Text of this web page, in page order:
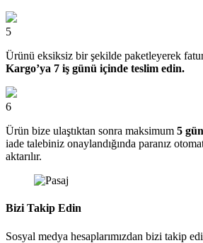
5
Ürünü eksiksiz bir şekilde paketleyerek
Kargo’ya 7 iş günü içinde teslim edin.
6
Ürün bize ulaştıktan sonra maksimum 5
iade talebiniz onaylandığında paranız
aktarılır.
Bizi Takip Edin
Sosyal medya hesaplarımızdan bizi takip